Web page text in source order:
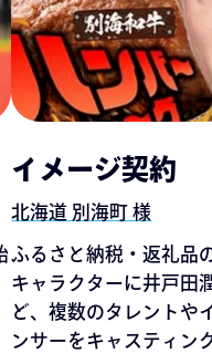
イメージ契約
北海道 別海町 様
ふるさと納税・返礼品
キャラクターに井戸田
ど、複数のタレントや
ンサーをキャスティン